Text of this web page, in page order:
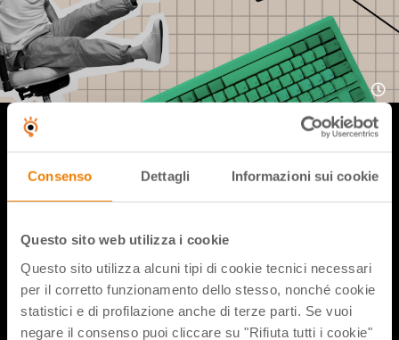
Consenso Dettagli Informazioni sui cookie
Questo sito web utilizza i cookie
Questo sito utilizza alcuni tipi di cookie tecnici necessari
per il corretto funzionamento dello stesso, nonché cookie
statistici e di profilazione anche di terze parti. Se vuoi
negare il consenso puoi cliccare su "Rifiuta tutti i cookie"
Quest’anno l’attività formativa proposta è multiforme e
Debora Ruocco a programmare e ideare nuove attività
didattiche con tutti i robot e il suo fiducioso Chromebook!
anno nelle classi!
Condividi flix